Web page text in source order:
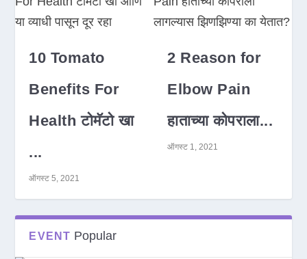
10 Tomato
Benefits For
Health टोमॅटो खा
...
ऑगस्ट 5, 2021
2 Reason for
Elbow Pain
हाताच्या कोपराला...
ऑगस्ट 1, 2021
EVENT Popular